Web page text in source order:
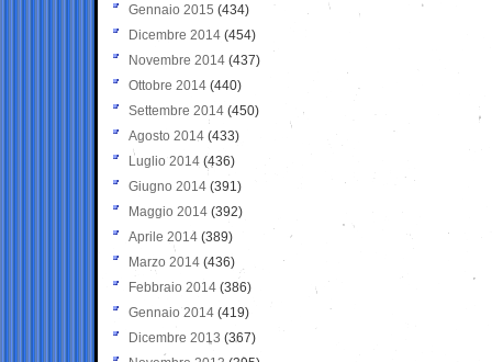
Gennaio 2015 (434)
Dicembre 2014 (454)
Novembre 2014 (437)
Ottobre 2014 (440)
Settembre 2014 (450)
Agosto 2014 (433)
Luglio 2014 (436)
Giugno 2014 (391)
Maggio 2014 (392)
Aprile 2014 (389)
Marzo 2014 (436)
Febbraio 2014 (386)
Gennaio 2014 (419)
Dicembre 2013 (367)